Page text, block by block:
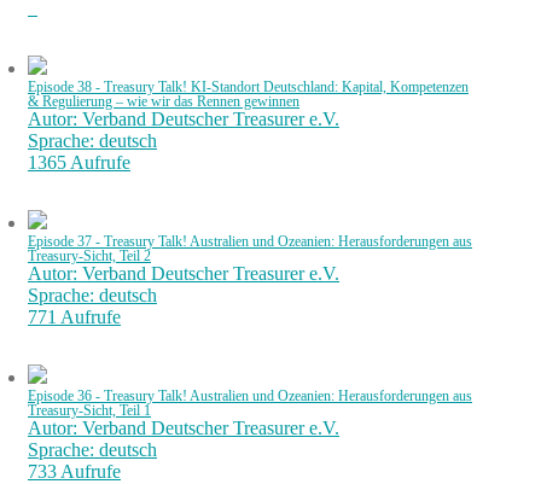
Episode 38 - Treasury Talk! KI-Standort Deutschland: Kapital, Kompetenzen
& Regulierung – wie wir das Rennen gewinnen
Autor: Verband Deutscher Treasurer e.V.
Sprache: deutsch
1365 Aufrufe
Episode 37 - Treasury Talk! Australien und Ozeanien: Herausforderungen aus
Treasury-Sicht, Teil 2
Autor: Verband Deutscher Treasurer e.V.
Sprache: deutsch
771 Aufrufe
Episode 36 - Treasury Talk! Australien und Ozeanien: Herausforderungen aus
Treasury-Sicht, Teil 1
Autor: Verband Deutscher Treasurer e.V.
Sprache: deutsch
733 Aufrufe